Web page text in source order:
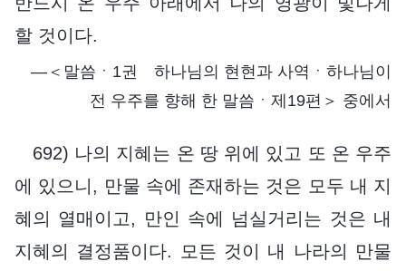
할 것이다.
―＜말씀ㆍ1권 하나님의 현현과 사역ㆍ하나님이
전 우주를 향해 한 말씀ㆍ제19편＞ 중에서
692) 나의 지혜는 온 땅 위에 있고 또 온 우주
에 있으니, 만물 속에 존재하는 것은 모두 내 지
혜의 열매이고, 만인 속에 넘실거리는 것은 내
지혜의 결정품이다. 모든 것이 내 나라의 만물